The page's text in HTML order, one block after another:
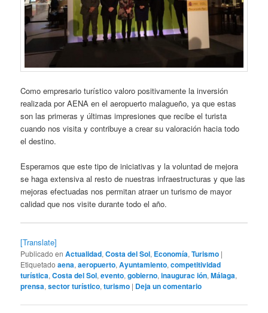
Como empresario turístico valoro positivamente la inversión
realizada por AENA en el aeropuerto malagueño, ya que estas
son las primeras y últimas impresiones que recibe el turista
cuando nos visita y contribuye a crear su valoración hacia todo
el destino.
Esperamos que este tipo de iniciativas y la voluntad de mejora
se haga extensiva al resto de nuestras infraestructuras y que las
mejoras efectuadas nos permitan atraer un turismo de mayor
calidad que nos visite durante todo el año.
[Translate]
Publicado en Actualidad,Costa del Sol, Economía,Turismo |
Etiquetado aena,aeropuerto,Ayuntamiento,competitividad
turística,Costa del Sol,evento,gobierno,inaugurac ión,Málaga,
prensa,sector turístico,turismo | Deja un comentario